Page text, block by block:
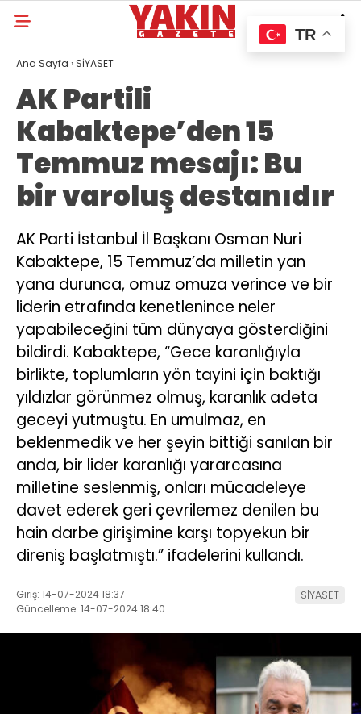
Ana Sayfa › SİYASET
AK Partili
Kabaktepe’den 15
Temmuz mesajı: Bu
bir varoluş destanıdır
AK Parti İstanbul İl Başkanı Osman Nuri
Kabaktepe, 15 Temmuz’da milletin yan
yana durunca, omuz omuza verince ve bir
liderin etrafında kenetlenince neler
yapabileceğini tüm dünyaya gösterdiğini
bildirdi. Kabaktepe, “Gece karanlığıyla
birlikte, toplumların yön tayini için baktığı
yıldızlar görünmez olmuş, karanlık adeta
geceyi yutmuştu. En umulmaz, en
beklenmedik ve her şeyin bittiği sanılan bir
anda, bir lider karanlığı yararcasına
milletine seslenmiş, onları mücadeleye
davet ederek geri çevrilemez denilen bu
hain darbe girişimine karşı topyekun bir
direniş başlatmıştı.” ifadelerini kullandı.
Giriş: 14-07-2024 18:37
Güncelleme: 14-07-2024 18:40
SİYASET
TR